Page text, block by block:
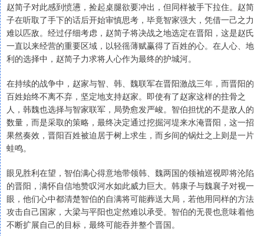
赵简子对此感到愤懑，捡起桌腿欲要冲出，但同样被手下拉住。赵简
子在听取了手下的话后开始审慎思考，毕竟智家强大，凭借一己之力
难以匹敌。经过仔细考虑，赵简子将决战之地选定在晋阳，这是赵氏
一直以来经营的重要区域，以轻徭薄赋赢得了百姓的心。在人心、地
利的选择中，赵简子力求将人心作为最终的护城河。
在持续的战争中，赵家与智、韩、魏联军在晋阳激战三年，而晋阳的
百姓始终不离不弃，坚定地支持赵家。即使有了赵家这样的拄骨之
人，韩魏也选择与智家联军，局势愈发严峻。智伯担忧的不是敌人的
数量，而是采取的策略，最终决定通过挖掘河堤来水淹晋阳，这一招
果然奏效，晋阳百姓被迫居于树上求生，而乡间的锅灶之上则是一片
蛙鸣。
眼见胜利在望，智伯满心得意地带领韩、魏两国的领袖巡视即将沦陷
的晋阳，满怀自信地赞叹河水如此威力巨大。韩康子与魏襄子对视一
眼，他们心中都清楚智伯的自满将可能葬送大局，若他用同样的方法
攻击自己国家，大梁与平阳也定然难以承受。智伯的无畏也意味着他
不断扩展自己的目标，最终可能吞并整个晋国。